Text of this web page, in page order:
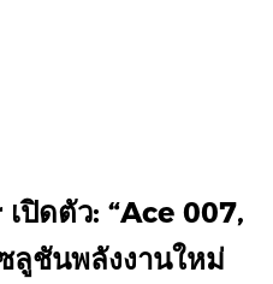
ปิดตัว: “Ace 007,
ลูชันพลังงานใหม่